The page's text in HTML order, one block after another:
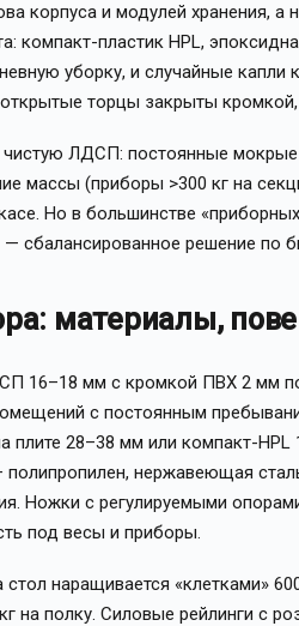
корпуса и модулей хранения, а
компакт-пластик HPL,
уборку, и случайные капли
открытые торцы закрыты
ЛДСП: постоянные мокрые
массы (приборы >300 кг на
Но в большинстве
сбалансированное решение по
материалы,
16–18 мм с кромкой ПВХ 2 мм
с постоянным
плите 28–38 мм или компакт-
нержавеющая
Ножки с регулируемыми
под весы и приборы.
наращивается «клетками»
на полку. Силовые рейлинги с